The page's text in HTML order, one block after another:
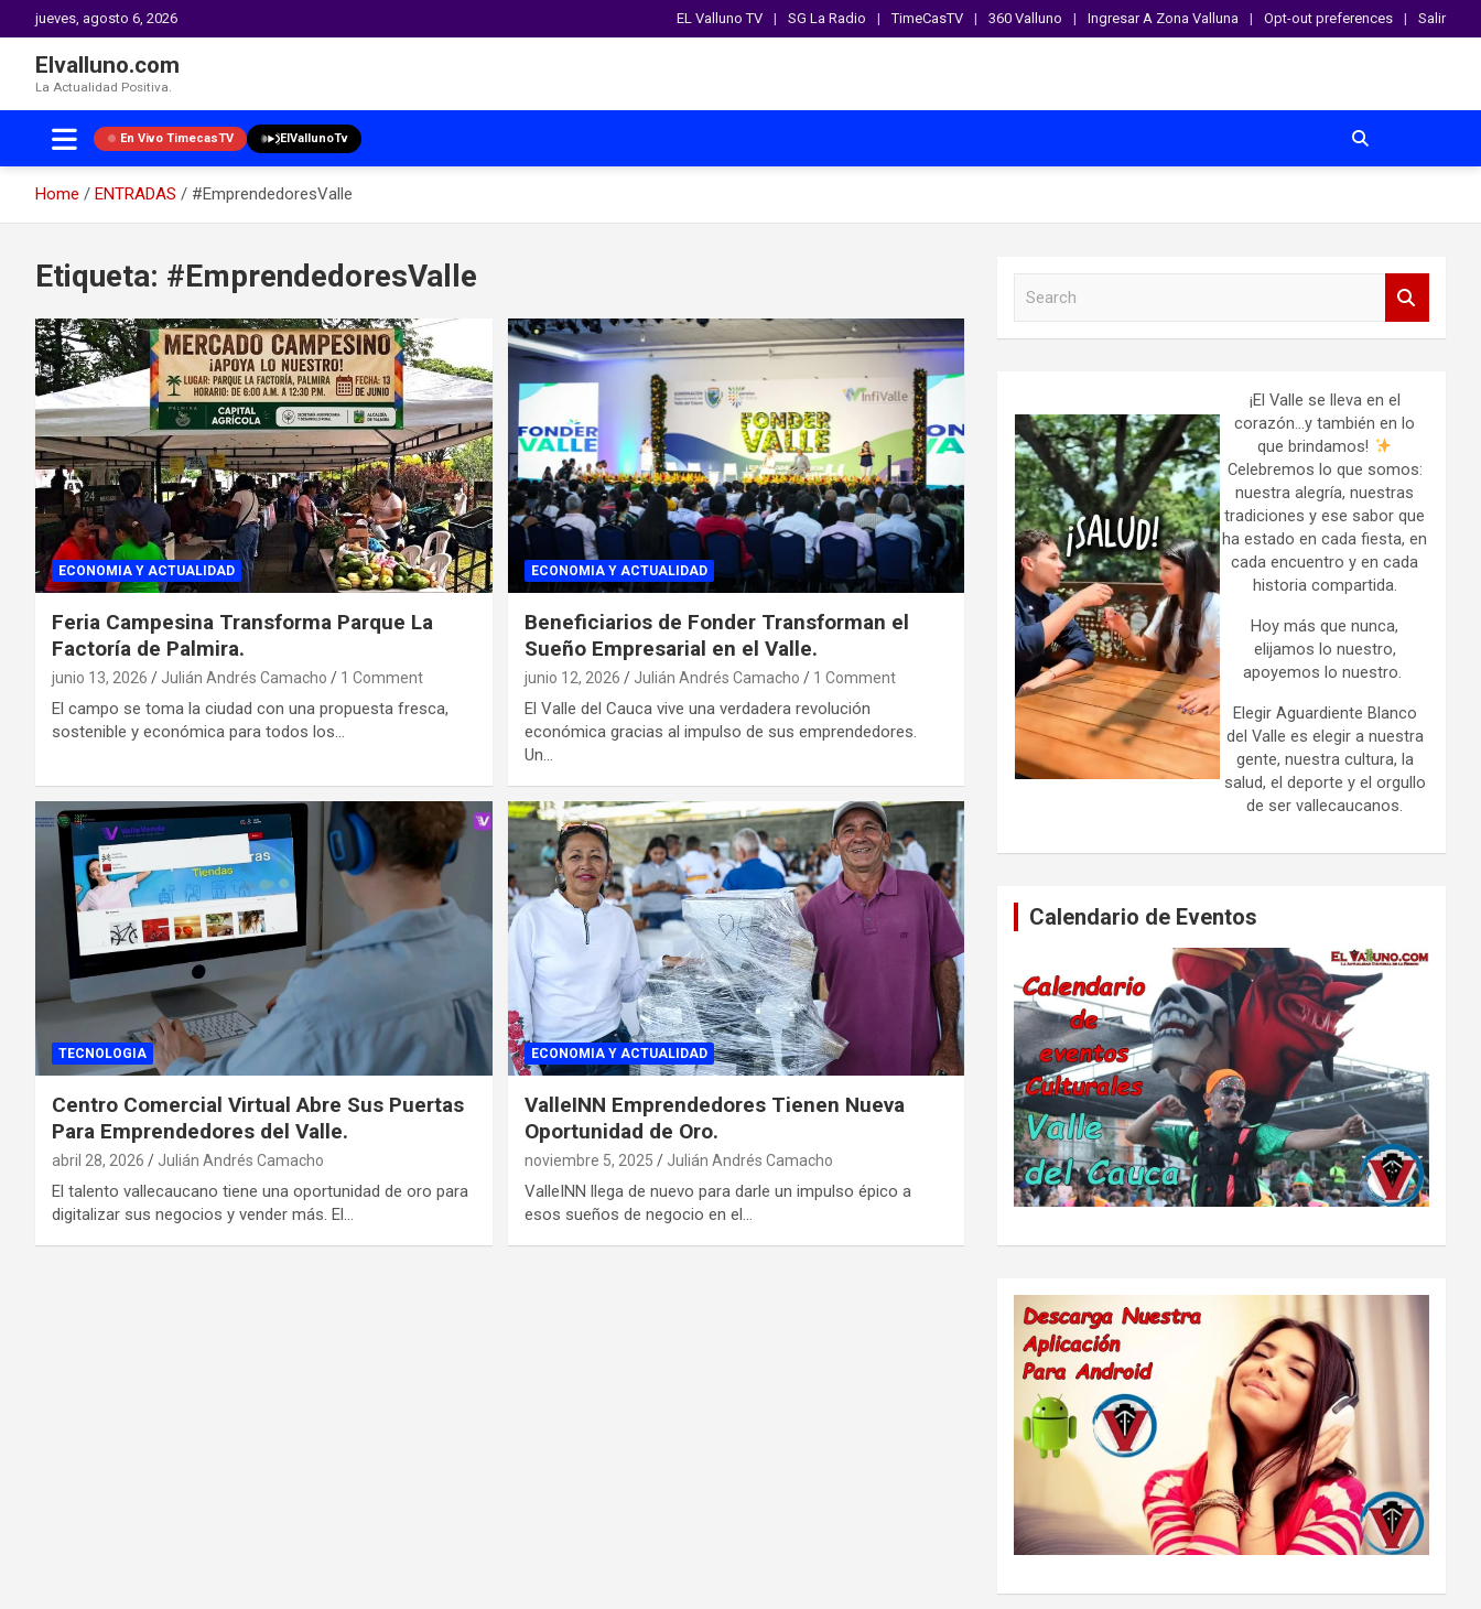
jueves, agosto 6, 2026 EL Valluno TV SG La Radio TimeCasTV 360 Valluno Ingresar A Zona Valluna Opt-out preferences Salir
Elvalluno.com
La Actualidad Positiva.
En Vivo TimecasTV ElVallunoTv
Home ENTRADAS
#EmprendedoresValle
contentEtiqueta: #EmprendedoresValle
ECONOMIA Y ACTUALIDAD
Feria Campesina Transforma Parque La
Factoría de Palmira.
junio 13, 2026 Julián Andrés Camacho 1 Comment
El campo se toma la ciudad con una propuesta fresca,
sostenible y económica para todos los…
ECONOMIA Y ACTUALIDAD
Beneficiarios de Fonder Transforman el
Sueño Empresarial en el Valle.
junio 12, 2026 Julián Andrés Camacho 1 Comment
El Valle del Cauca vive una verdadera revolución
económica gracias al impulso de sus emprendedores.
Un…
TECNOLOGIA
Centro Comercial Virtual Abre Sus Puertas
Para Emprendedores del Valle.
abril 28, 2026 Julián Andrés Camacho
El talento vallecaucano tiene una oportunidad de oro para
digitalizar sus negocios y vender más. El…
ECONOMIA Y ACTUALIDAD
ValleINN Emprendedores Tienen Nueva
Oportunidad de Oro.
noviembre 5, 2025 Julián Andrés Camacho
ValleINN llega de nuevo para darle un impulso épico a
esos sueños de negocio en el…
¡El Valle se lleva en el
corazón…y también en lo
que brindamos!
Celebremos lo que somos:
nuestra alegría, nuestras
tradiciones y ese sabor que
ha estado en cada fiesta, en
cada encuentro y en cada
historia compartida.
Hoy más que nunca,
elijamos lo nuestro,
apoyemos lo nuestro.
Elegir Aguardiente Blanco
del Valle es elegir a nuestra
gente, nuestra cultura, la
salud, el deporte y el orgullo
de ser vallecaucanos.
Calendario de Eventos